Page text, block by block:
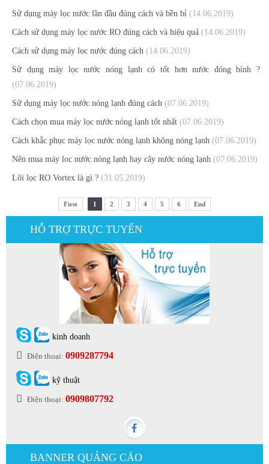
Sử dụng máy lọc nước lần đầu đúng cách và bền bỉ (14.06.2019)
Cách sử dụng máy lọc nước RO đúng cách và hiệu quả (14.06.2019)
Cách sử dụng máy lọc nước đúng cách (14.06.2019)
Sử dụng máy lọc nước nóng lạnh có tốt hơn nước đóng bình ?
(07.06.2019)
Sử dụng máy lọc nước nóng lạnh đúng cách (07.06.2019)
Cách chọn mua máy lọc nước nóng lạnh tốt nhất (07.06.2019)
Cách khắc phục máy lọc nước nóng lạnh không nóng lạnh (07.06.2019)
Nên mua máy loc nước nóng lạnh hay cây nước nóng lạnh (07.06.2019)
Lõi lọc RO Vortex là gì ? (31.05.2019)
First 1 2 3 4 5 6 End
HỖ TRỢ TRỰC TUYẾN
kinh doanh
Điện thoại: 0909287794
kỹ thuật
Điện thoại: 0909807792
BANNER QUẢNG CÁO